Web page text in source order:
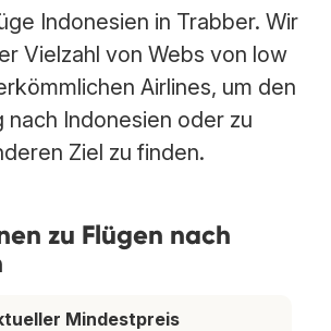
Indonesien in Trabber. Wir
Vielzahl von Webs von low
Airlines, um den
nach Indonesien oder zu
Ziel zu finden.
zu Flügen nach
Mindestpreis